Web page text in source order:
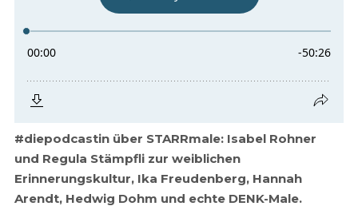
#diepodcastin über STARRmale: Isabel Rohner
und Regula Stämpfli zur weiblichen
Erinnerungskultur, Ika Freudenberg, Hannah
Arendt, Hedwig Dohm und echte DENK-Male.